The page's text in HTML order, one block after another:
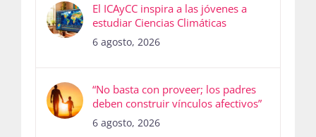
El ICAyCC inspira a las jóvenes a
estudiar Ciencias Climáticas
6 agosto, 2026
“No basta con proveer; los padres
deben construir vínculos afectivos”
6 agosto, 2026